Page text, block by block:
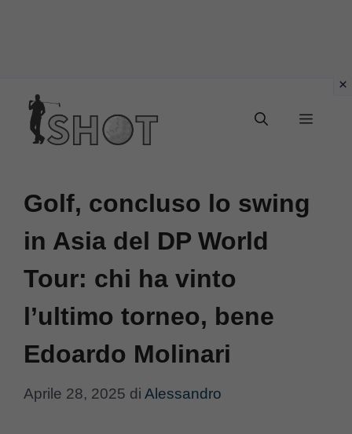
contenuto
Menu
Golf, concluso lo swing
in Asia del DP World
Tour: chi ha vinto
l’ultimo torneo, bene
Edoardo Molinari
Aprile 28, 2025 di Alessandro